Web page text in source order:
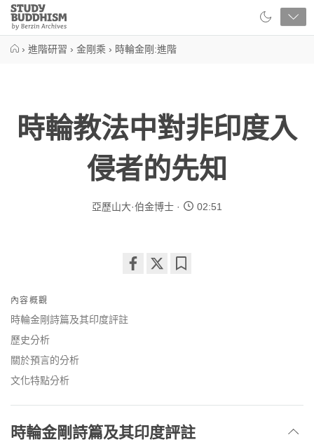
Close
Study
Buddhism
› 進階研習 › 金剛乘 › 時輪金剛:進階
時輪教法中對非印度入
侵者的先知
亞歷山大·伯金博士 02:51
facebook
內容概觀
時輪金剛詩篇及其印度評註
歷史分析
關於預言的分析
文化特點分析
時輪金剛詩篇及其印度評註